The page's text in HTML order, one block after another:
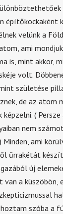
velünk a
ami
is, mint akkor,
volt.
születése
de az atom
(
nem
ami
űrrakétát
új
a küszöbön,
szóba a